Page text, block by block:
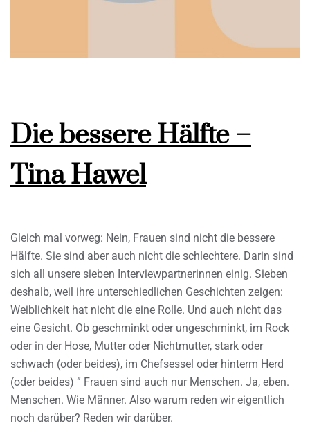
Die bessere Hälfte –
Tina Hawel
Gleich mal vorweg: Nein, Frauen sind nicht die bessere
Hälfte. Sie sind aber auch nicht die schlechtere. Darin sind
sich all unsere sieben Interviewpartnerinnen einig. Sieben
deshalb, weil ihre unterschiedlichen Geschichten zeigen:
Weiblichkeit hat nicht die eine Rolle. Und auch nicht das
eine Gesicht. Ob geschminkt oder ungeschminkt, im Rock
oder in der Hose, Mutter oder Nichtmutter, stark oder
schwach (oder beides), im Chefsessel oder hinterm Herd
(oder beides) ” Frauen sind auch nur Menschen. Ja, eben.
Menschen. Wie Männer. Also warum reden wir eigentlich
noch darüber? Reden wir darüber.